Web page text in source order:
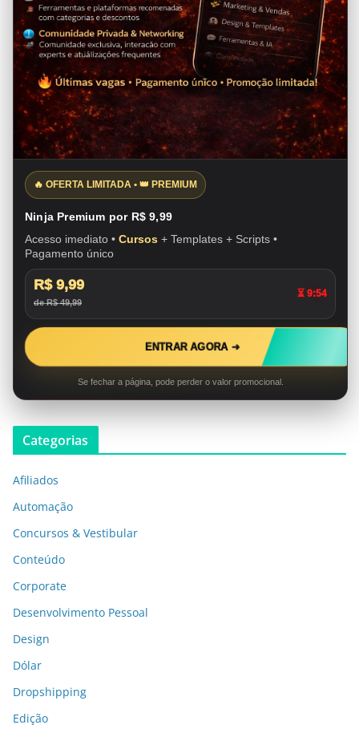
🔥 OFERTA LIMITADA • 👑 PREMIUM
Ninja Premium por R$ 9,99
Acesso imediato • Cursos + Templates + Scripts •
Pagamento único
R$ 9,99
de R$ 49,99
⏳ 9:53
ENTRAR AGORA ➜
Se fechar a página, pode perder o valor promocional.
Categorias
Afiliados
Automação
Concursos & Vestibular
Conteúdo
Corporate
Desenvolvimento Pessoal
Design
Dólar
Dropshipping
Edição